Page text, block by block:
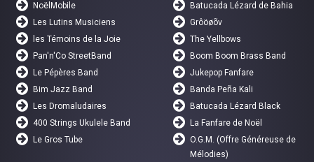
NoëlMobile
Batucada Lézard de Bahia
Les Lutins Musiciens
Grôöøõv
les Témoins de la Joie
The Yellbows
Pan'n'Co StreetBand
Boom Boom Brass Band
Le Pépères Band
Jukepop Fanfare
Bim Jazz Band
Banda Peña Kali
Les Dromaludaires
Batucada Lézard Black
400 Strings Ukulele Band
La Fanfare de Noël
Le Gros Tube
O.G.M. (Offre Généreuse de
Mélodies)